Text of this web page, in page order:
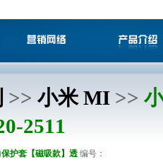
>> 小米 MI >>
2511
护套【磁吸款】透 编号：